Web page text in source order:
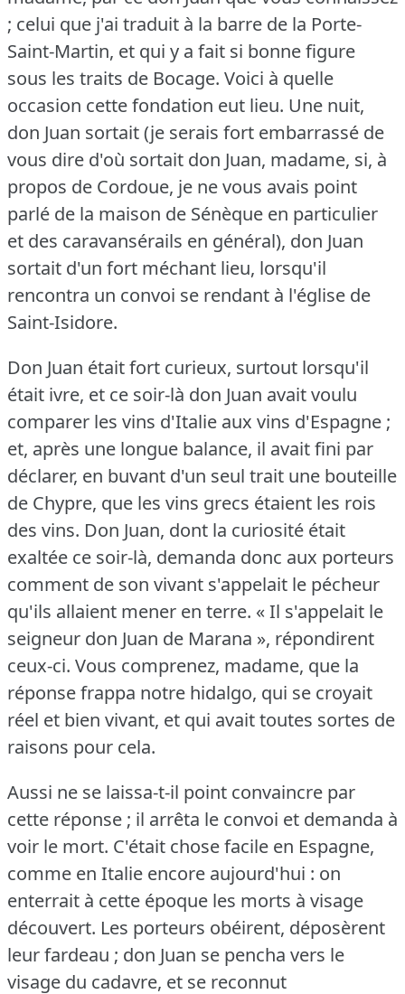
; celui que j'ai traduit à la barre de la Porte-
Saint-Martin, et qui y a fait si bonne figure
sous les traits de Bocage. Voici à quelle
occasion cette fondation eut lieu. Une nuit,
don Juan sortait (je serais fort embarrassé de
vous dire d'où sortait don Juan, madame, si, à
propos de Cordoue, je ne vous avais point
parlé de la maison de Sénèque en particulier
et des caravansérails en général), don Juan
sortait d'un fort méchant lieu, lorsqu'il
rencontra un convoi se rendant à l'église de
Saint-Isidore.
Don Juan était fort curieux, surtout lorsqu'il
était ivre, et ce soir-là don Juan avait voulu
comparer les vins d'Italie aux vins d'Espagne ;
et, après une longue balance, il avait fini par
déclarer, en buvant d'un seul trait une bouteille
de Chypre, que les vins grecs étaient les rois
des vins. Don Juan, dont la curiosité était
exaltée ce soir-là, demanda donc aux porteurs
comment de son vivant s'appelait le pécheur
qu'ils allaient mener en terre. « Il s'appelait le
seigneur don Juan de Marana », répondirent
ceux-ci. Vous comprenez, madame, que la
réponse frappa notre hidalgo, qui se croyait
réel et bien vivant, et qui avait toutes sortes de
raisons pour cela.
Aussi ne se laissa-t-il point convaincre par
cette réponse ; il arrêta le convoi et demanda à
voir le mort. C'était chose facile en Espagne,
comme en Italie encore aujourd'hui : on
enterrait à cette époque les morts à visage
découvert. Les porteurs obéirent, déposèrent
leur fardeau ; don Juan se pencha vers le
visage du cadavre, et se reconnut